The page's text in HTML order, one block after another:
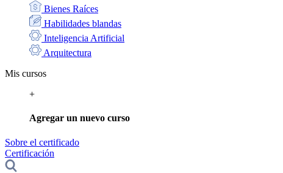
Bienes Raíces
Habilidades blandas
Inteligencia Artificial
Arquitectura
Mis cursos
+
Agregar un nuevo curso
Sobre el certificado
Certificación